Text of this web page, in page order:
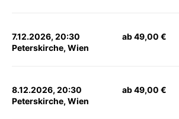
7.12.2026, 20:30
Peterskirche, Wien
ab 49,00 €
8.12.2026, 20:30
Peterskirche, Wien
ab 49,00 €